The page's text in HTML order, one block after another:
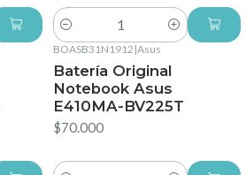
Cantidad
BOASB31N1912 |Asus
Batería Original
Notebook Asus
E410MA-BV225T
$70.000